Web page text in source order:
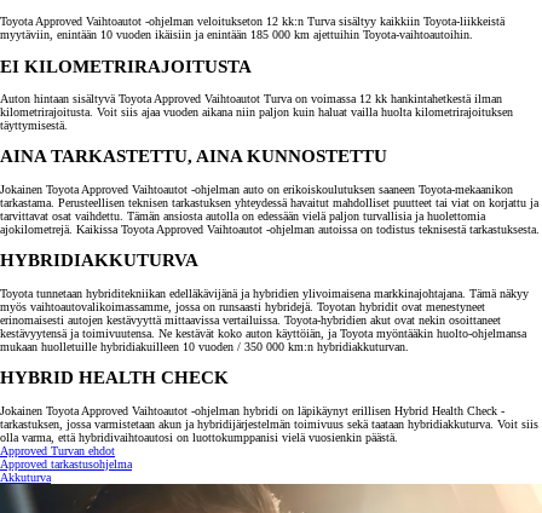
Toyota Approved Vaihtoautot -ohjelman veloitukseton 12 kk:n Turva sisältyy kaikkiin Toyota-liikkeistä
myytäviin, enintään 10 vuoden ikäisiin ja enintään 185 000 km ajettuihin Toyota-vaihtoautoihin.
EI KILOMETRIRAJOITUSTA
Auton hintaan sisältyvä Toyota Approved Vaihtoautot Turva on voimassa 12 kk hankintahetkestä ilman
kilometrirajoitusta. Voit siis ajaa vuoden aikana niin paljon kuin haluat vailla huolta kilometrirajoituksen
täyttymisestä.
AINA TARKASTETTU, AINA KUNNOSTETTU
Jokainen Toyota Approved Vaihtoautot -ohjelman auto on erikoiskoulutuksen saaneen Toyota-mekaanikon
tarkastama. Perusteellisen teknisen tarkastuksen yhteydessä havaitut mahdolliset puutteet tai viat on korjattu ja
tarvittavat osat vaihdettu. Tämän ansiosta autolla on edessään vielä paljon turvallisia ja huolettomia
ajokilometrejä. Kaikissa Toyota Approved Vaihtoautot -ohjelman autoissa on todistus teknisestä tarkastuksesta.
HYBRIDIAKKUTURVA
Toyota tunnetaan hybriditekniikan edelläkävijänä ja hybridien ylivoimaisena markkinajohtajana. Tämä näkyy
myös vaihtoautovalikoimassamme, jossa on runsaasti hybridejä. Toyotan hybridit ovat menestyneet
erinomaisesti autojen kestävyyttä mittaavissa vertailuissa. Toyota-hybridien akut ovat nekin osoittaneet
kestävyytensä ja toimivuutensa. Ne kestävät koko auton käyttöiän, ja Toyota myöntääkin huolto-ohjelmansa
mukaan huolletuille hybridiakuilleen 10 vuoden / 350 000 km:n hybridiakkuturvan.
HYBRID HEALTH CHECK
Jokainen Toyota Approved Vaihtoautot -ohjelman hybridi on läpikäynyt erillisen Hybrid Health Check -
tarkastuksen, jossa varmistetaan akun ja hybridijärjestelmän toimivuus sekä taataan hybridiakkuturva. Voit siis
olla varma, että hybridivaihtoautosi on luottokumppanisi vielä vuosienkin päästä.
Approved Turvan ehdot
Approved tarkastusohjelma
Akkuturva